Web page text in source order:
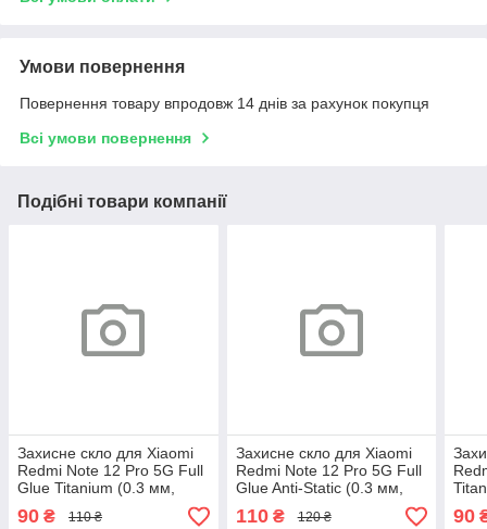
Умови повернення
Повернення товару впродовж 14 днів за рахунок покупця
Всі умови повернення
Подібні товари компанії
Захисне скло для Xiaomi
Redmi Note 12 Pro 5G Full
Glue Titanium (0.3 мм,
90 ₴ 110 ₴
Захисне скло для Xiaomi
Redmi Note 12 Pro 5G Full
Glue Anti-Static (0.3 мм,
110₴ 120 ₴ 90